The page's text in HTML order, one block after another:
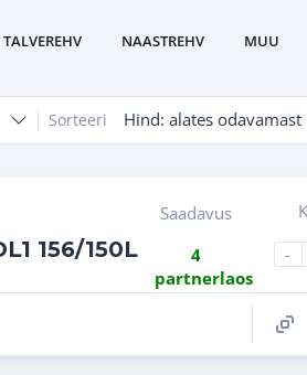
TALVEREHV NAASTREHV MUU
Sorteeri Hind: alates odavamast
156/150L
Saadavus
4
partnerlaos
-